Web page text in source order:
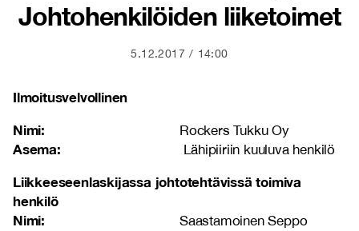
Johtohenkilöiden liiketoimet
5.12.2017 14:00
Ilmoitusvelvollinen
Nimi: Rockers Tukku Oy
Asema: Lähipiiriin kuuluva henkilö
Liikkeeseenlaskijassa johtotehtävissä toimiva
henkilö
Nimi: Saastamoinen Seppo